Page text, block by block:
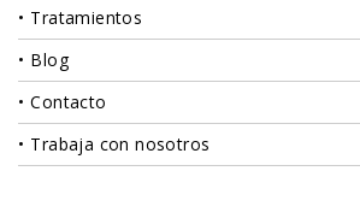
Tratamientos
Blog
Contacto
Trabaja con nosotros